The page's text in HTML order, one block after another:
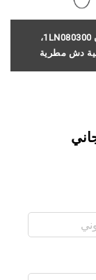
سلسلة زورن 1LN080300،
دش مطرية